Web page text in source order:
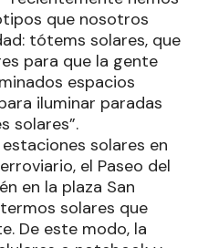
que nosotros
tótems solares, que
para que la gente
espacios
iluminar paradas
solares”.
solares en
el Paseo del
en la plaza San
solares que
De este modo, la